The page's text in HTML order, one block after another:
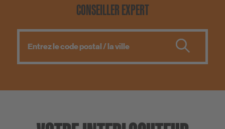
CONSEILLER EXPERT